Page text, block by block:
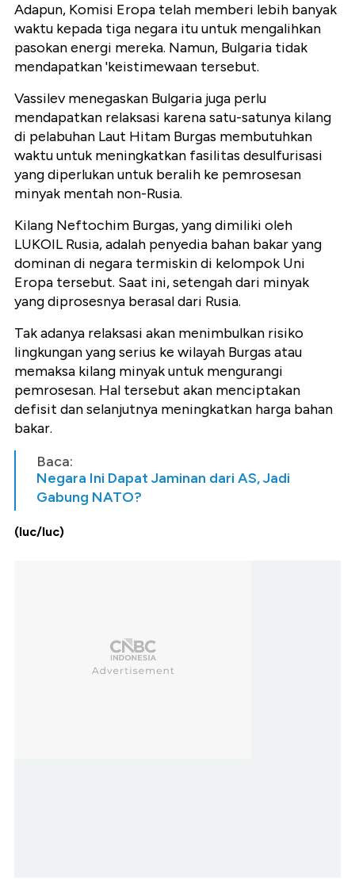
Adapun, Komisi Eropa telah memberi lebih banyak
waktu kepada tiga negara itu untuk mengalihkan
pasokan energi mereka. Namun, Bulgaria tidak
mendapatkan 'keistimewaan tersebut.
Vassilev menegaskan Bulgaria juga perlu
mendapatkan relaksasi karena satu-satunya kilang
di pelabuhan Laut Hitam Burgas membutuhkan
waktu untuk meningkatkan fasilitas desulfurisasi
yang diperlukan untuk beralih ke pemrosesan
minyak mentah non-Rusia.
Kilang Neftochim Burgas, yang dimiliki oleh
LUKOIL Rusia, adalah penyedia bahan bakar yang
dominan di negara termiskin di kelompok Uni
Eropa tersebut. Saat ini, setengah dari minyak
yang diprosesnya berasal dari Rusia.
Tak adanya relaksasi akan menimbulkan risiko
lingkungan yang serius ke wilayah Burgas atau
memaksa kilang minyak untuk mengurangi
pemrosesan. Hal tersebut akan menciptakan
defisit dan selanjutnya meningkatkan harga bahan
bakar.
Baca:
Negara Ini Dapat Jaminan dari AS, Jadi
Gabung NATO?
(luc/luc)